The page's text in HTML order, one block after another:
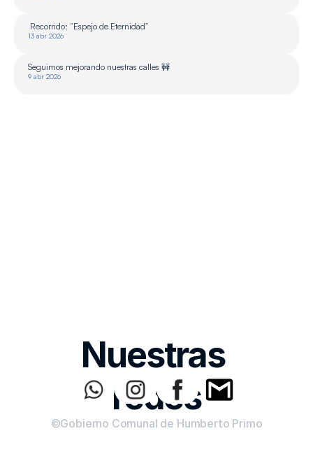
Recorrido: “Espejo de Eternidad”
13 abr 2026
Seguimos mejorando nuestras calles 🚧
9 abr 2026
Nuestras
redes
©Gobierno Comunal de Humberto Primo